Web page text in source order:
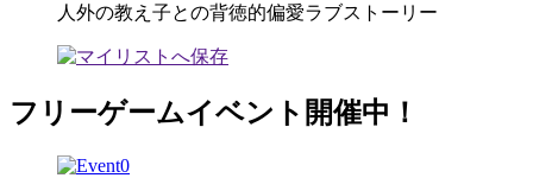
人外の教え子との背徳的偏愛ラブストーリー
フリーゲームイベント開催中！